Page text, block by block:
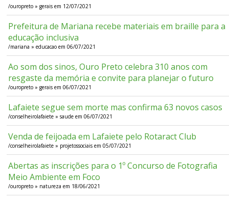
/ouropreto » gerais em 12/07/2021
Prefeitura de Mariana recebe materiais em braille para a
educação inclusiva
/mariana » educacao em 06/07/2021
Ao som dos sinos, Ouro Preto celebra 310 anos com
resgaste da memória e convite para planejar o futuro
/ouropreto » gerais em 06/07/2021
Lafaiete segue sem morte mas confirma 63 novos casos
/conselheirolafaiete » saude em 06/07/2021
Venda de feijoada em Lafaiete pelo Rotaract Club
/conselheirolafaiete » projetossociais em 05/07/2021
Abertas as inscrições para o 1º Concurso de Fotografia
Meio Ambiente em Foco
/ouropreto » natureza em 18/06/2021